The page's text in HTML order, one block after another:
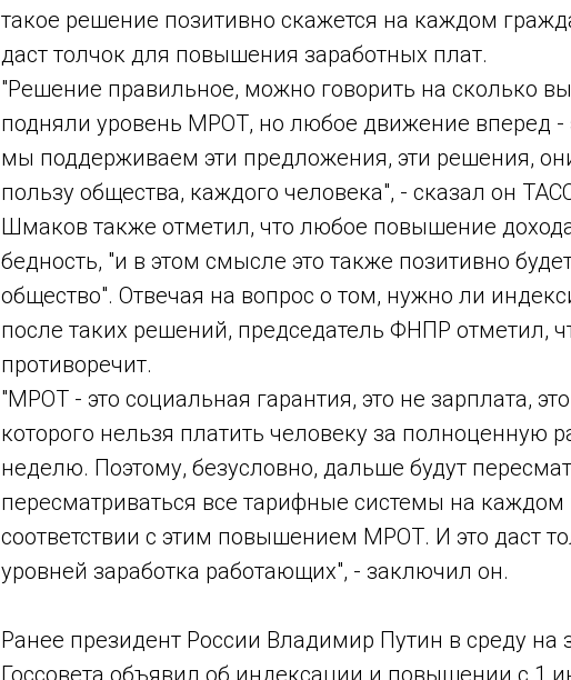
такое решение позитивно скажется на каждом
даст толчок для повышения заработных плат.
"Решение правильное, можно говорить на сколько
подняли уровень МРОТ, но любое движение вперед -
мы поддерживаем эти предложения, эти решения,
пользу общества, каждого человека", - сказал он
Шмаков также отметил, что любое повышение
бедность, "и в этом смысле это также позитивно
общество". Отвечая на вопрос о том, нужно ли
после таких решений, председатель ФНПР отметил,
противоречит.
"МРОТ - это социальная гарантия, это не зарплата,
которого нельзя платить человеку за полноценную
неделю. Поэтому, безусловно, дальше будут
пересматриваться все тарифные системы на каждом
соответствии с этим повышением МРОТ. И это даст
уровней заработка работающих", - заключил он.
Ранее президент России Владимир Путин в среду на
Госсовета объявил об индексации и повышении с 1